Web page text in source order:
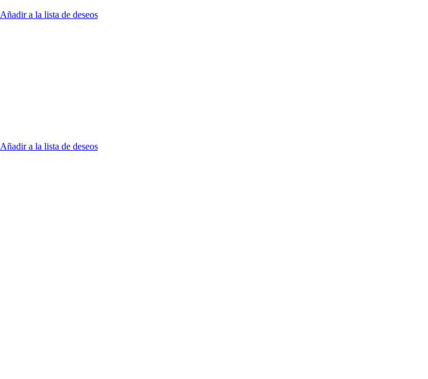
Añadir a la lista de deseos
Añadir a la lista de deseos